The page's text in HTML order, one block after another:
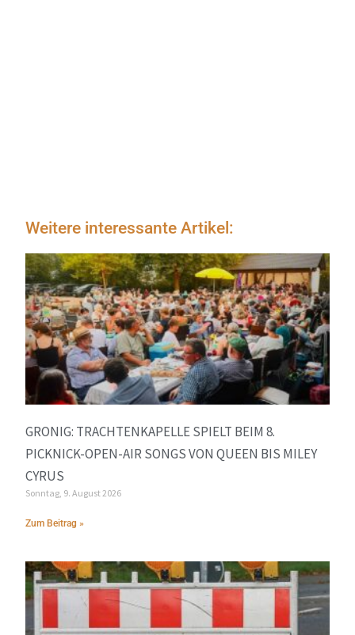
Weitere interessante Artikel:
GRONIG: TRACHTENKAPELLE SPIELT BEIM 8.
PICKNICK-OPEN-AIR SONGS VON QUEEN BIS MILEY
CYRUS
Sonntag, 9. August 2026
Zum Beitrag »